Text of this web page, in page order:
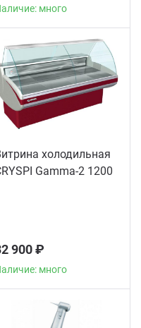
много
холодильная
Gamma-2 1200
900 ₽
много